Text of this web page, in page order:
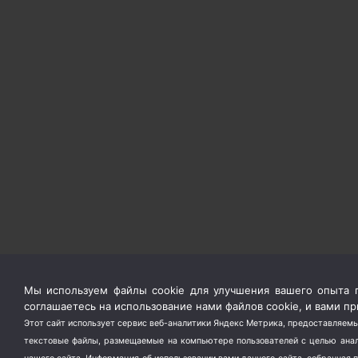
Мы используем файлы cookie для улучшения вашего опыта
соглашаетесь на использование нами файлов cookie, и вами
Этот сайт использует сервис веб-аналитики Яндекс Метрика,
текстовые файлы, размещаемые на компьютере пользователей с целью